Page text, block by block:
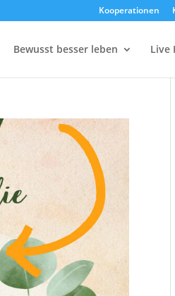
Kooperationen
Bewusst besser leben Live